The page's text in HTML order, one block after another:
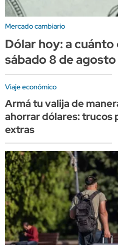
Mercado cambiario
Dólar hoy: a
sábado 8 de agosto
Viaje económico
Armá tu valija de
ahorrar dólares: trucos
extras